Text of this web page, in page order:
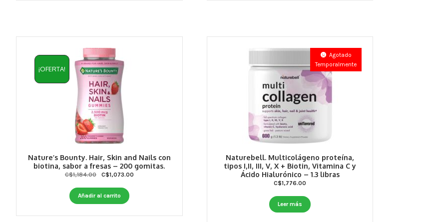
Nature’s Bounty. Hair, Skin and Nails con
biotina, sabor a fresas – 200 gomitas.
¡OFERTA!
C$1,184.00
Original
was:
C$1,184.00.
C$1,073.00
Añadir al carrito
Naturebell. Multicolágeno proteína,
tipos I,II, III, V, X + Biotin, Vitamina C y
Ácido Hialurónico – 1.3 libras
Agotado
Temporalmente
C$1,776.00
Leer más